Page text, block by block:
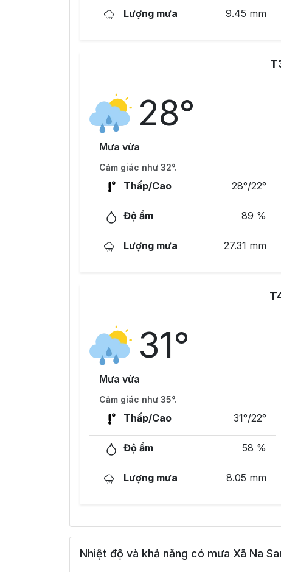
Lượng mưa 9.45 mm
28°
Mưa vừa
Cảm giác như 32°.
Thấp/Cao 28°/22°
Độ ẩm 89 %
Lượng mưa 27.31 mm
31°
Mưa vừa
Cảm giác như 35°.
Thấp/Cao 31°/22°
Độ ẩm 58 %
Lượng mưa 8.05 mm
Nhiệt độ và khả năng có mưa Xã Na